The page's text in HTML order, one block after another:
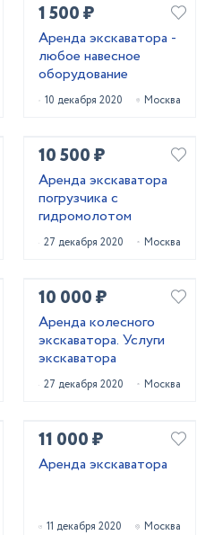
1 500 ₽
Аренда экскаватора -
любое навесное
оборудование
10 декабря 2020 Москва
10 500 ₽
Аренда экскаватора
погрузчика с
гидромолотом
27 декабря 2020 Москва
10 000 ₽
Аренда колесного
экскаватора. Услуги
экскаватора
27 декабря 2020 Москва
11 000 ₽
Аренда экскаватора
11 декабря 2020 Москва